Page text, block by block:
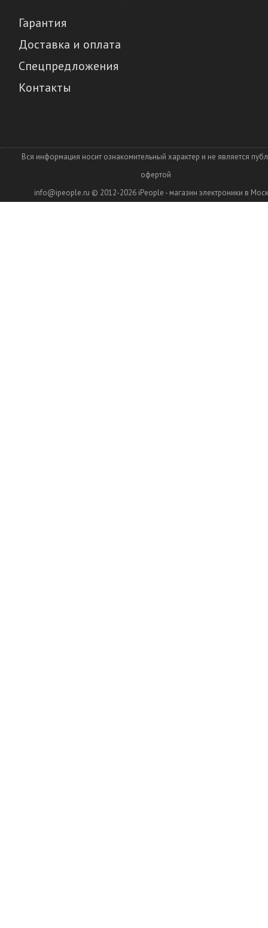
Гарантия
Доставка и оплата
Спецпредложения
Контакты
Вся информация носит ознакомительный характер и не является
офертой
info@ipeople.ru © 2012-2026 iPeople - магазин электроники в